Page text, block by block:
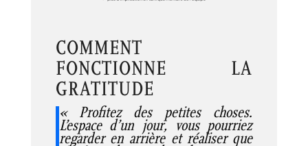
COMMENT
FONCTIONNE LA
GRATITUDE
« Profitez des petites choses.
L’espace d’un jour, vous pourriez
regarder en arrière et réaliser que